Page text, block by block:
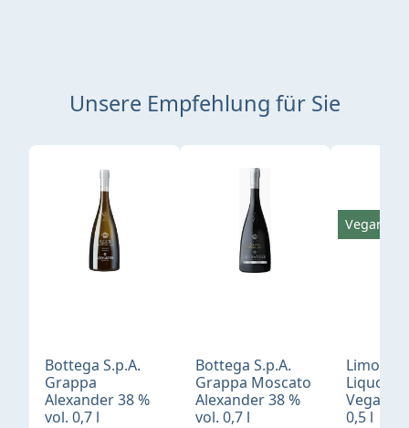
Unsere Empfehlung für Sie
Produktgalerie überspringen
Bottega S.p.A.
Grappa
Alexander 38 %
vol. 0,7 l
Bottega S.p.A.
Grappa Moscato
Alexander 38 %
vol. 0,7 l
Liquore
Vegan
0,5 l
Vegan